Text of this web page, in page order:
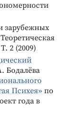
зарубежных
2 (2009)
Бодалёва
Психея»по
года в